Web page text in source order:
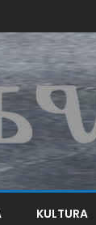
KULTURA